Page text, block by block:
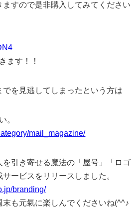
すので是非購入してみてください
ます！！
を見逃してしまったという方は
。
mail_magazine/
を引き寄せる魔法の「屋号」「ロゴ
ービスをリリースしました。
branding/
も元氣に楽しんでくださいね(^^♪